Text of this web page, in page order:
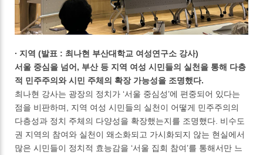
∙ 지역 (발표 : 최나현 부산대학교 여성연구소 강사)
서울 중심을 넘어, 부산 등 지역 여성 시민들의 실천을 통해 다층
적 민주주의와 시민 주체의 확장 가능성을 조명했다.
최나현 강사는 광장의 정치가 ‘서울 중심성’에 편중되어 있다는
점을 비판하며, 지역 여성 시민들의 실천이 어떻게 민주주의의
다층성과 정치 주체의 다양성을 확장했는지를 조명했다. 비수도
권 지역의 참여와 실천이 왜소화되고 가시화되지 않는 현실에서
많은 시민들이 정치적 효능감을 ‘서울 집회 참여’를 통해서만 느